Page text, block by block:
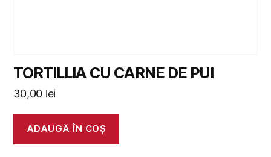
TORTILLIA CU CARNE DE PUI
30,00 lei
ADAUGĂ ÎN COȘ